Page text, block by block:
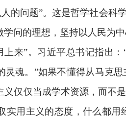
的问题”。这是哲学社会
问的理想，坚持以人民为
上来”。习近平总书记指出
魂。”如果不懂得从马克
仅仅当成学术资源，而不
实用主义的态度，什么都